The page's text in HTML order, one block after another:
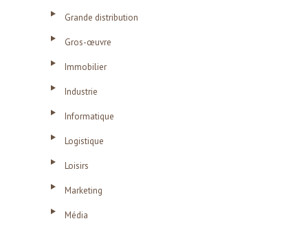
Grande distribution
Gros-œuvre
Immobilier
Industrie
Informatique
Logistique
Loisirs
Marketing
Média